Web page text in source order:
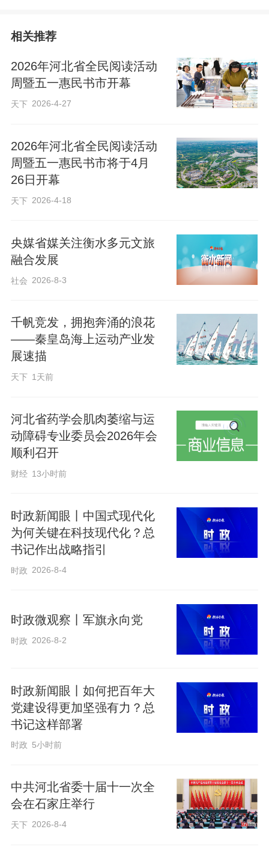
开幕式上，省委宣传部、中国作家协
会、中国新闻出版传媒集团、中国出版集
团等单位嘉宾登台，共同启动2026年河北
书市从4月26日持续至5月2日，采取线上线
下相结合的方式在全省各地同步举办。线
下主会场设在石家庄人民会堂，全国200多
家出版单位携2万余种、超20万册图书重磅
者共话书香雅韵。
书市发放300万元购书优惠券，让读者
开展全民阅读“红沙发”系列访谈、阅读戏剧
周、古旧书市集等精彩活动，以一系列创
新、扎实、富有特色的实践回应读者之
活动现场，还举行了“书香中国万里
行”授旗仪式，标志着2026年“书香中国万
里行·河北站”活动正式启动，是推动京津冀
乡巨变’·文学名家走进河北活动”也正式开
启，未来几天，十余位全国知名作家将深
入河北各地，用文学视角记录燕赵大地城
乡发展新貌、乡村振兴成果、文化建设成
书香润燕赵，阅读启新程。让我们畅
游书海，感受书香，让阅读为生活增添温
编辑：贾扬阳
原标题：2026年河北省全民阅读活动周暨五一惠民书市
开幕
相关推荐
2026年河北省全民阅读活动
周暨五一惠民书市开幕
天下 2026-4-27
2026年河北省全民阅读活动
周暨五一惠民书市将于4月
26日开幕
天下 2026-4-18
央媒省媒关注衡水多元文旅
融合发展
社会 2026-8-3
千帆竞发，拥抱奔涌的浪花
——秦皇岛海上运动产业发
展速描
天下 1天前
河北省药学会肌肉萎缩与运
动障碍专业委员会2026年会
顺利召开
财经 13小时前
时政新闻眼丨中国式现代化
为何关键在科技现代化？总
书记作出战略指引
时政 2026-8-4
时政微观察丨军旗永向党
时政 2026-8-2
时政新闻眼丨如何把百年大
党建设得更加坚强有力？总
书记这样部署
时政 5小时前
中共河北省委十届十一次全
会在石家庄举行
天下 2026-8-4